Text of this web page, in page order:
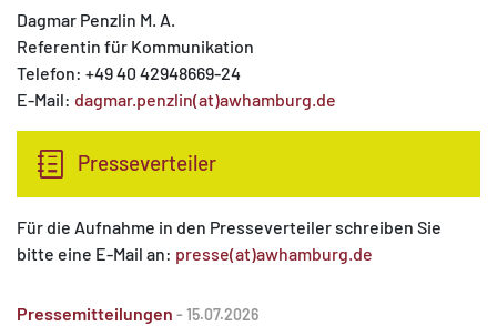
Dagmar Penzlin M. A.
Referentin für Kommunikation
Telefon: +49 40 42948669-24
E-Mail: dagmar.penzlin(at)awhamburg.de
Presseverteiler
Für die Aufnahme in den Presseverteiler schreiben Sie
bitte eine E-Mail an: presse(at)awhamburg.de
Pressemitteilungen - 15.07.2026